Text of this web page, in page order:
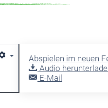
Abspielen im neuen
Audio
E-Mail